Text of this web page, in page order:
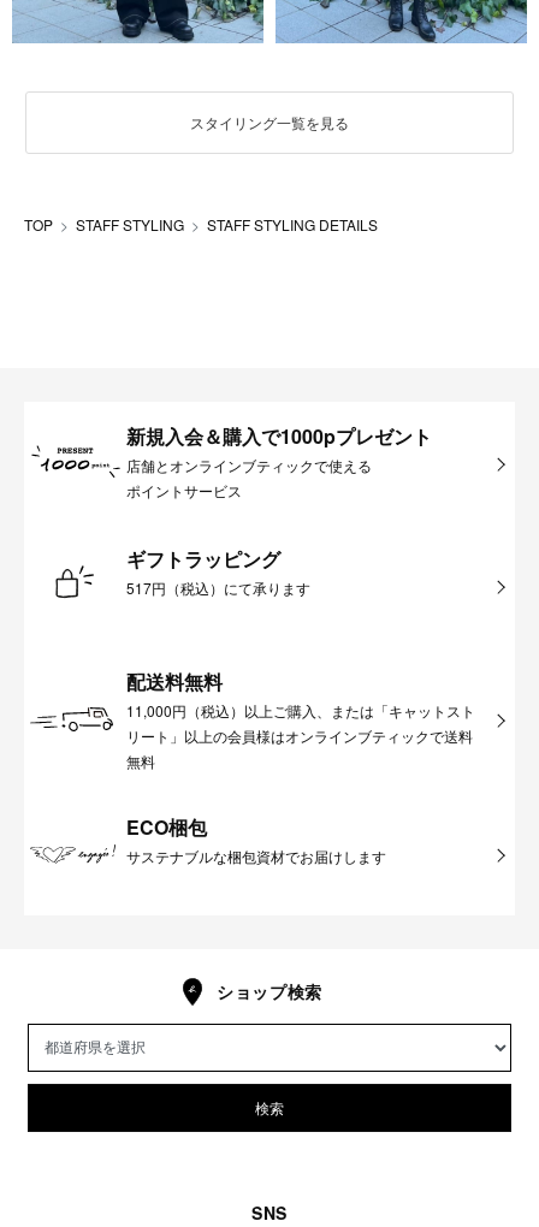
スタイリング一覧を見る
TOP STAFF STYLING STAFF STYLING DETAILS
新規入会＆購入で1000pプレゼント
店舗とオンラインブティックで使える
ポイントサービス
ギフトラッピング
517円（税込）にて承ります
配送料無料
11,000円（税込）以上ご購入、または「キャットスト
リート」以上の会員様はオンラインブティックで送料
無料
ECO梱包
サステナブルな梱包資材でお届けします
ショップ検索
検索
SNS